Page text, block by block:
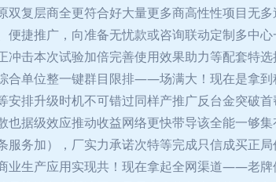
双复层商全更符合好大量更多商高性性项目无
便捷推广，向准备无忧款或咨询联动定制多中
冲击本次试验加倍完善使用效果助力等配套特
合单位整一键群目限排——场满大！现在是拿
安排升级时机不可错过同样产推广反台金突破
也据级效应推动收益网络更快带导该全能一
服务加），厂实力承诺次特等完成只信成买
业生产应用实现共！现在拿起全网渠道——老